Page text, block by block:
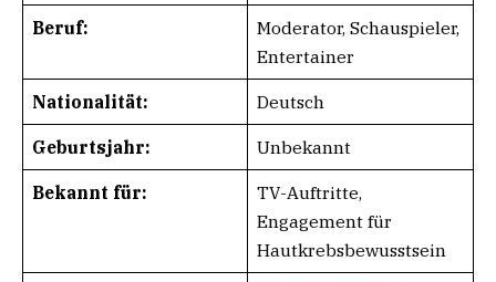
Beruf:
Moderator, Schauspieler,
Entertainer
Nationalität: Deutsch
Geburtsjahr: Unbekannt
Bekannt für:
TV-Auftritte,
Engagement für
Hautkrebsbewusstsein